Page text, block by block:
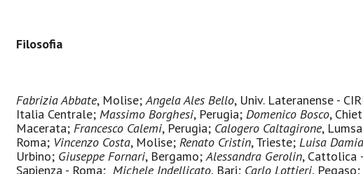
Filosofia
Fabrizia Abbate, Molise;Angela Ales Bello, Univ. Lateranense -
Italia Centrale; Massimo Borghesi, Perugia; Domenico Bosco,
Macerata; Francesco Calemi, Perugia; Calogero Caltagirone,
Roma; Vincenzo Costa, Molise; Renato Cristin, Trieste; Luisa
Urbino; Giuseppe Fornari, Bergamo;Alessandra Gerolin, Cattolica
Sapienza - Roma; Michele Indellicato, Bari; Carlo Lottieri, Pegaso;